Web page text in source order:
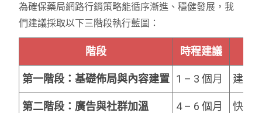
為確保藥局網路行銷策略能循序漸進、穩健發展，我
們建議採取以下三階段執行藍圖：
階段 時程建議
第一階段：基礎佈局與內容建置 1 – 3 個月 建立
第二階段：廣告與社群加溫 4 – 6 個月 快速